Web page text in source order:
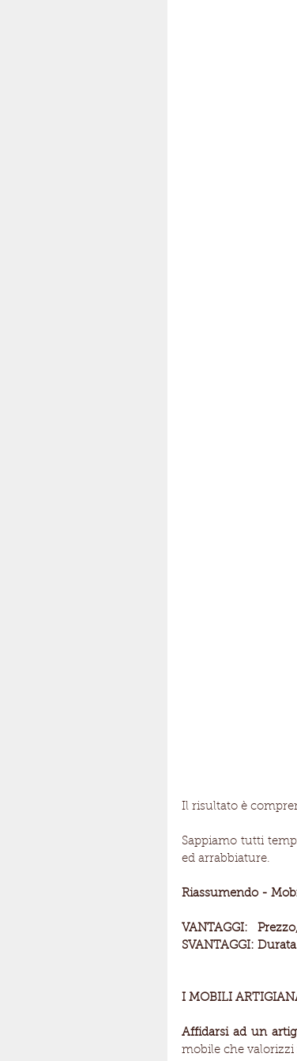
Il risultato è
Sappiamo tutti
ed arrabbiature.
Riassumendo -
VANTAGGI:
SVANTAGGI:
I MOBILI
Affidarsi ad un
mobile che valorizzi